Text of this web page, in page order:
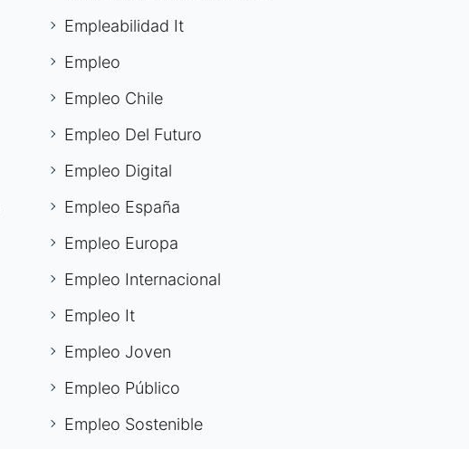
Empleabilidad It
Empleo
Empleo Chile
Empleo Del Futuro
Empleo Digital
Empleo España
Empleo Europa
Empleo Internacional
Empleo It
Empleo Joven
Empleo Público
Empleo Sostenible